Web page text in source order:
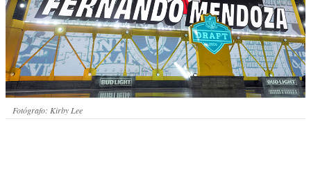
Fotógrafo: Kirby Lee